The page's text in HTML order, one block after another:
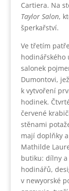
Cartiera. Na
Taylor Salon,
šperkařství.
Ve třetím
hodinářského
salonek
Dumontovi,
k vytvoření
hodinek.
červené
stěnami
mají doplňky
Mathilde
butiku: dílny
hodinářů,
v newyorské